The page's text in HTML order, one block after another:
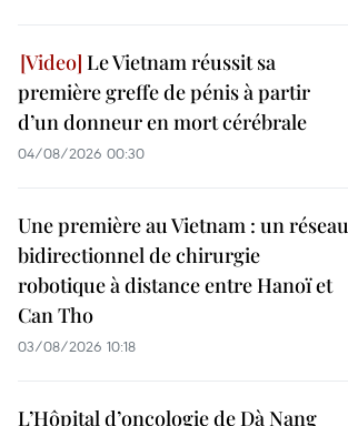
Le Vietnam réussit sa
première greffe de pénis à partir
d’un donneur en mort cérébrale
04/08/2026 00:30
Une première au Vietnam : un réseau
bidirectionnel de chirurgie
robotique à distance entre Hanoï et
Can Tho
03/08/2026 10:18
L’Hôpital d’oncologie de Dà Nang